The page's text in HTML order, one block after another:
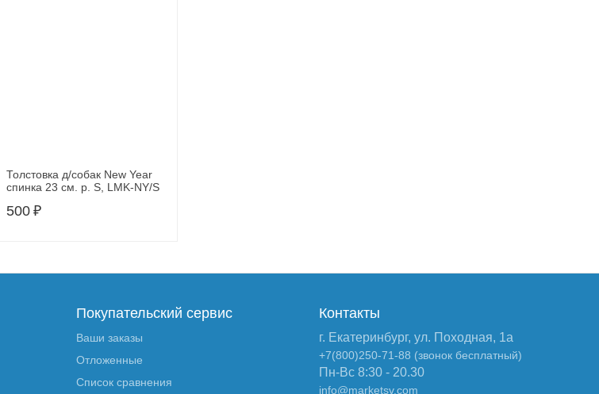
Толстовка д/собак New Year
спинка 23 см. р. S, LMK-NY/S
500 ₽
Покупательский сервис
Ваши заказы
Отложенные
Список сравнения
Контакты
г. Екатеринбург, ул. Походная, 1а
+7(800)250-71-88 (звонок бесплатный)
Пн-Вс 8:30 - 20.30
info@marketsv.com